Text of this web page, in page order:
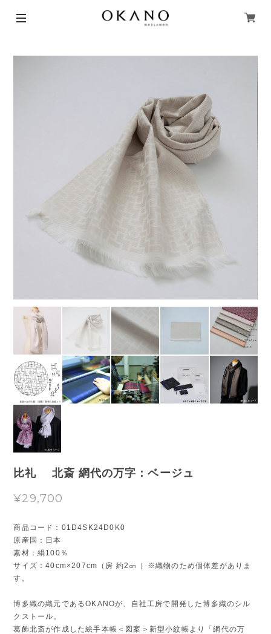
比礼 北斎 網代の万字：ベージュ
¥29,700
商品コード：01D4SK24D0K0
原産国：日本
素材：絹100％
サイズ：40cm×207cm（房 約2㎝ ）※織物のため個体差がありま
す。
博多織の織元であるOKANOが、自社工房で開発した博多織のシル
クストール。
葛飾北斎が作成した絵手本帳＜図案＞新型小紋帳より「網代の万